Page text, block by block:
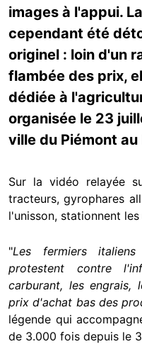
images à l'appui.
cependant été
originel : loin d'un
flambée des prix,
dédiée à
organisée le 23
ville du Piémont
Sur la vidéo relayée
tracteurs, gyrophares
l'unisson, stationnent
"Les fermiers
protestent contre
carburant, les engrais,
prix d'achat bas des
légende qui
de 3.000 fois depuis le